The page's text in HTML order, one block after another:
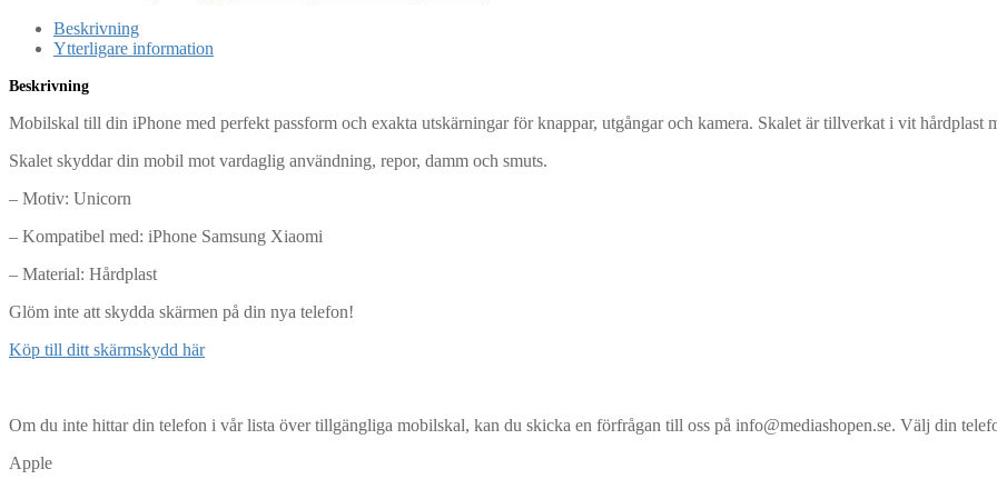
Beskrivning
Ytterligare information
Beskrivning
Mobilskal till din iPhone med perfekt passform och exakta utskärningar för knappar, utgångar och kamera. Skalet är tillverkat i vit hårdplast
Skalet skyddar din mobil mot vardaglig användning, repor, damm och smuts.
– Motiv: Unicorn
– Kompatibel med: iPhone Samsung Xiaomi
– Material: Hårdplast
Glöm inte att skydda skärmen på din nya telefon!
Köp till ditt skärmskydd här
Om du inte hittar din telefon i vår lista över tillgängliga mobilskal, kan du skicka en förfrågan till oss på info@mediashopen.se. Välj din
Apple